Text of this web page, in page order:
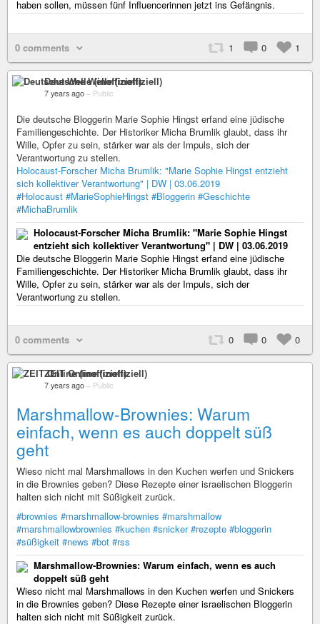
haben sollen, müssen fünf Influencerinnen jetzt ins Gefängnis.
0 comments 1 0 1
Deutsche Welle (inoffiziell)
7 years ago – Public
Die deutsche Bloggerin Marie Sophie Hingst erfand eine jüdische
Familiengeschichte. Der Historiker Micha Brumlik glaubt, dass ihr
Wille, Opfer zu sein, stärker war als der Impuls, sich der
Verantwortung zu stellen.
Holocaust-Forscher Micha Brumlik: "Marie Sophie Hingst entzieht
sich kollektiver Verantwortung" | DW | 03.06.2019
#Holocaust #MarieSophieHingst #Bloggerin #Geschichte
#MichaBrumlik
Holocaust-Forscher Micha Brumlik: "Marie Sophie Hingst
entzieht sich kollektiver Verantwortung" | DW | 03.06.2019
Die deutsche Bloggerin Marie Sophie Hingst erfand eine jüdische
Familiengeschichte. Der Historiker Micha Brumlik glaubt, dass ihr
Wille, Opfer zu sein, stärker war als der Impuls, sich der
Verantwortung zu stellen.
0 comments 0 0 0
ZEIT Online (inoffiziell)
7 years ago – Public
Marshmallow-Brownies: Warum
einfach, wenn es auch doppelt süß
geht
Wieso nicht mal Marshmallows in den Kuchen werfen und Snickers
in die Brownies geben? Diese Rezepte einer israelischen Bloggerin
halten sich nicht mit Süßigkeit zurück.
#brownies #marshmallow-brownies #marshmallow
#marshmallowbrownies #kuchen #snicker #rezepte #bloggerin
#süßigkeit #news #bot #rss
Marshmallow-Brownies: Warum einfach, wenn es auch
doppelt süß geht
Wieso nicht mal Marshmallows in den Kuchen werfen und Snickers
in die Brownies geben? Diese Rezepte einer israelischen Bloggerin
halten sich nicht mit Süßigkeit zurück.